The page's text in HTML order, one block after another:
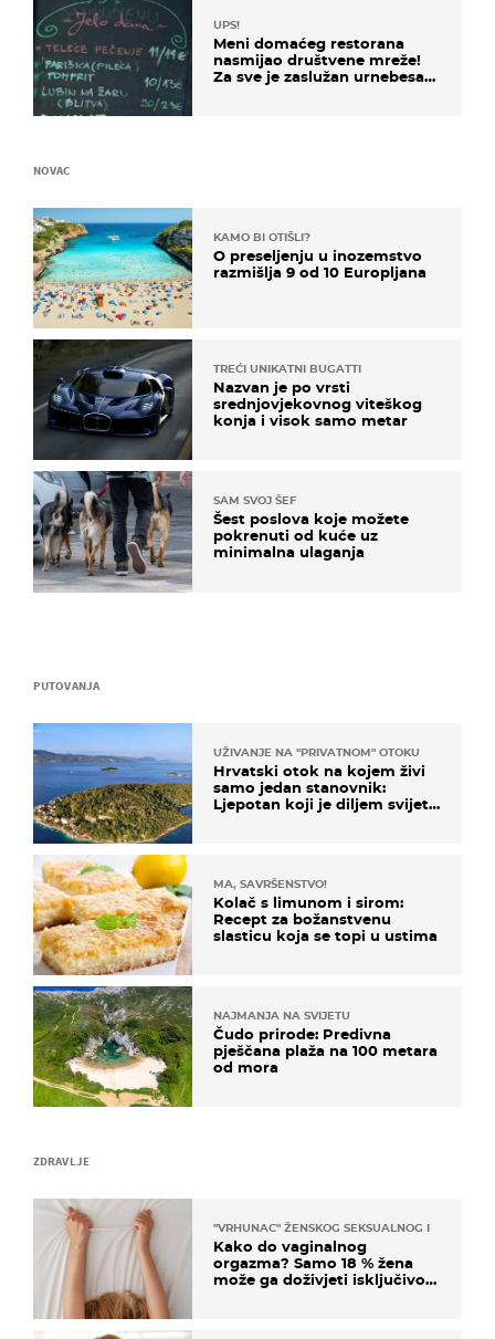
ZDRAVLJE
"VRHUNAC" ŽENSKOG SEKSUALNOG ISKUSTVA
Kako do vaginalnog
orgazma? Samo 18 % žena
može ga doživjeti isključivo
UPS!
Meni domaćeg restorana
nasmijao društvene mreže!
Za sve je zaslužan urnebesan
PUTOVANJA
UŽIVANJE NA "PRIVATNOM" OTOKU
Hrvatski otok na kojem živi
samo jedan stanovnik:
Ljepotan koji je diljem svijeta
MA, SAVRŠENSTVO!
Kolač s limunom i sirom:
Recept za božanstvenu
slasticu koja se topi u ustima
NAJMANJA NA SVIJETU
Čudo prirode: Predivna
pješčana plaža na 100 metara
od mora
NOVAC
KAMO BI OTIŠLI?
O preseljenju u inozemstvo
razmišlja 9 od 10 Europljana
TREĆI UNIKATNI BUGATTI
Nazvan je po vrsti
srednjovjekovnog viteškog
konja i visok samo metar
SAM SVOJ ŠEF
Šest poslova koje možete
pokrenuti od kuće uz
minimalna ulaganja